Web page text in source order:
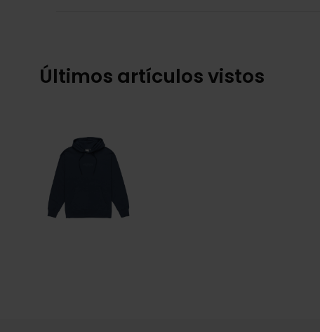
Últimos artículos vistos